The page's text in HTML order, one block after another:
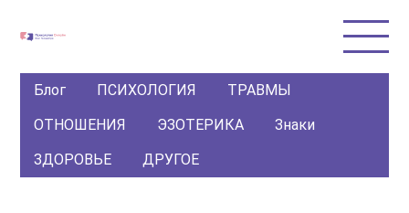
Блог ПСИХОЛОГИЯ
ТРАВМЫ
ОТНОШЕНИЯ
ЭЗОТЕРИКА
Знаки
ЗДОРОВЬЕ
ДРУГОЕ